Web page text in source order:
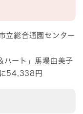
立総合通園センター
ハート」馬場由美子
に54,338円